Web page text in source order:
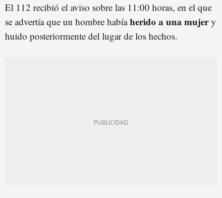
El 112 recibió el aviso sobre las 11:00 horas, en el que
se advertía que un hombre habíaherido a una mujery
huido posteriormente del lugar de los hechos.